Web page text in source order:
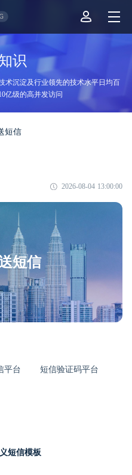
识
术沉淀及行业领先的技术水平日均百
亿级的高并发访问
短信
2026-08-04 13:00:00
短信
平台 短信验证码平台
短信模板